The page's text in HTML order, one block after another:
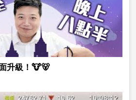
升級！🐮🐻